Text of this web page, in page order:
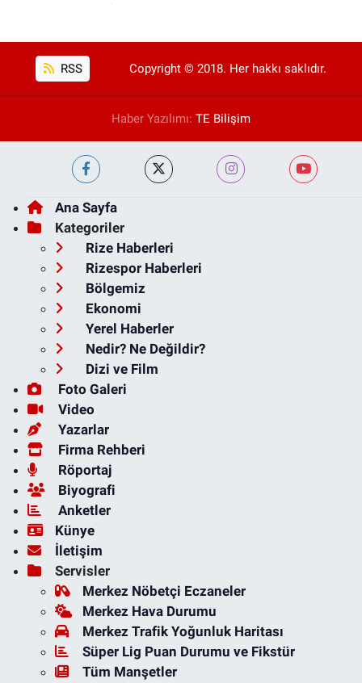
RSS Copyright © 2018. Her hakkı saklıdır.
Haber Yazılımı: TE Bilişim
Ana Sayfa
Kategoriler
Rize Haberleri
Rizespor Haberleri
Bölgemiz
Ekonomi
Yerel Haberler
Nedir? Ne Değildir?
Dizi ve Film
Foto Galeri
Video
Yazarlar
Firma Rehberi
Röportaj
Biyografi
Anketler
Künye
İletişim
Servisler
Merkez Nöbetçi Eczaneler
Merkez Hava Durumu
Merkez Trafik Yoğunluk Haritası
Süper Lig Puan Durumu ve Fikstür
Tüm Manşetler